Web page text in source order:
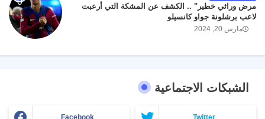
مرض وراثي خطير" .. الكشف عن المشكة التي أرعبت
لاعب برشلونة جواو كانسيلو
مارس 20, 2024
الشبكات الاجتماعية
Facebook Twitter